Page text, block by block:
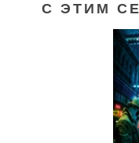
С ЭТИМ